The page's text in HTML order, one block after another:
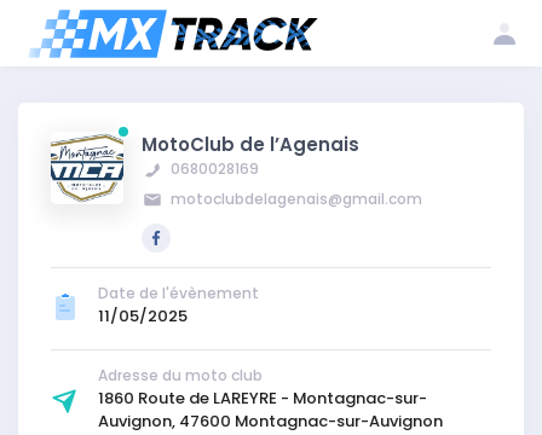
Me
connecter
Créer mon
compte
MotoClub de l’Agenais
0680028169
motoclubdelagenais@gmail.com
Date de l'évènement
11/05/2025
Adresse du moto club
1860 Route de LAREYRE - Montagnac-sur-
Auvignon, 47600 Montagnac-sur-Auvignon